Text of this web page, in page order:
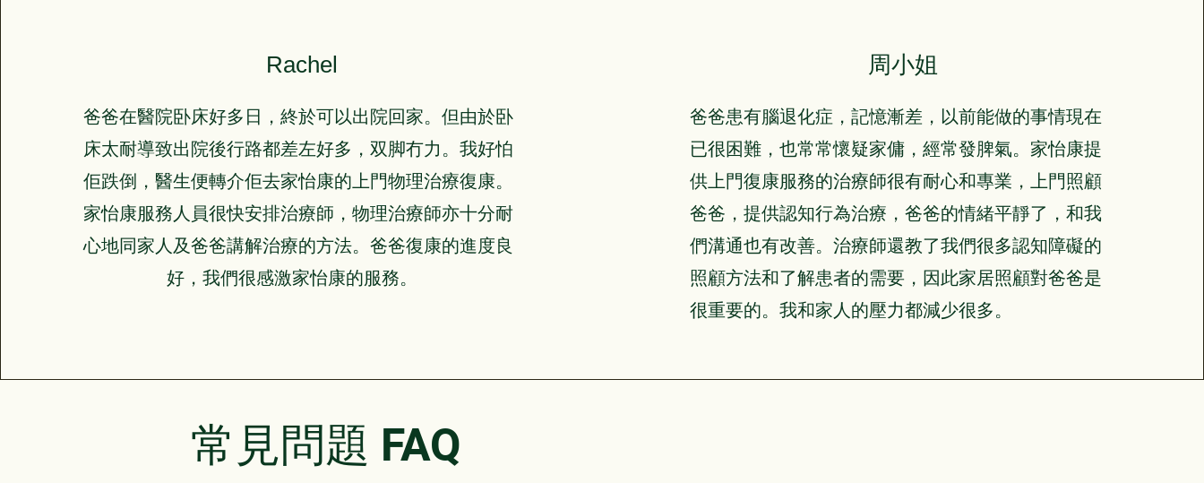
Rachel
爸爸在醫院卧床好多日，終於可以出院回家。但由於卧
床太耐導致出院後行路都差左好多，双脚冇力。我好怕
佢跌倒，醫生便轉介佢去家怡康的上門物理治療復康。
家怡康服務人員很快安排治療師，物理治療師亦十分耐
心地同家人及爸爸講解治療的方法。爸爸復康的進度良
好，我們很感激家怡康的服務。
周小姐
爸爸患有腦退化症，記憶漸差，以前能做的事情現在
已很困難，也常常懷疑家傭，經常發脾氣。家怡康提
供上門復康服務的治療師很有耐心和專業，上門照顧
爸爸，提供認知行為治療，爸爸的情緒平靜了，和我
們溝通也有改善。治療師還教了我們很多認知障礙的
照顧方法和了解患者的需要，因此家居照顧對爸爸是
很重要的。我和家人的壓力都減少很多。
常見問題 FAQ